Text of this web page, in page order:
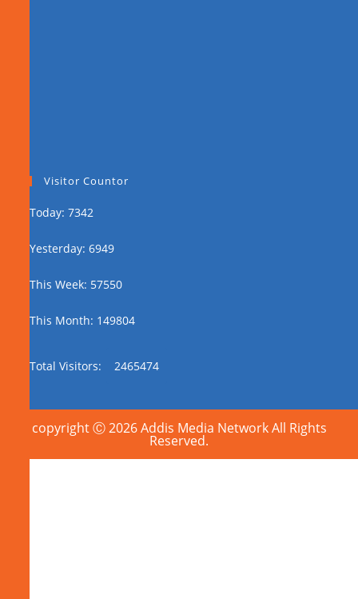
Visitor Countor
Today: 7342
Yesterday: 6949
This Week: 57550
This Month: 149804
Total Visitors: 2465474
copyright Ⓒ 2026 Addis Media Network All Rights
Reserved.